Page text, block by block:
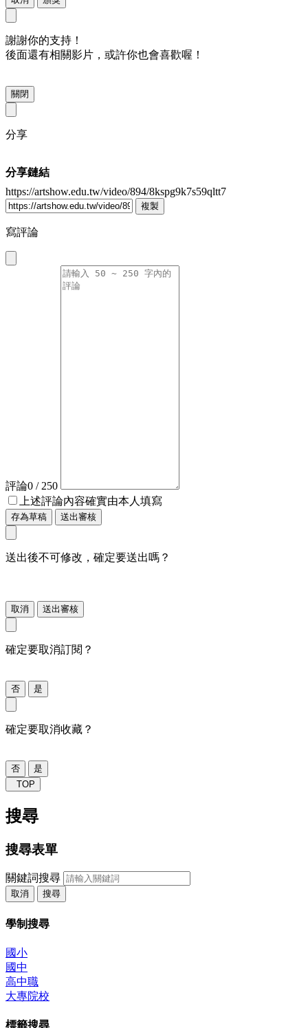
謝謝你的支持！
後面還有相關影片，或許你也會喜歡喔！
關閉
分享
分享鏈結
https://artshow.edu.tw/video/894/8kspg9k7s59qltt7
複製
寫評論
評論0 / 250
上述評論內容確實由本人填寫
存為草稿 送出審核
送出後不可修改，確定要送出嗎？
取消 送出審核
確定要取消訂閱？
否 是
確定要取消收藏？
否
是
TOP
搜尋
搜尋表單
關鍵詞搜尋
取消 搜尋
學制搜尋
國小
國中
高中職
大專院校
標籤搜尋